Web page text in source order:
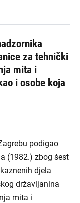
za tehnički
mita i
i osobe koja
podigao
(1982.) zbog šest
djela
državljanina
mita i